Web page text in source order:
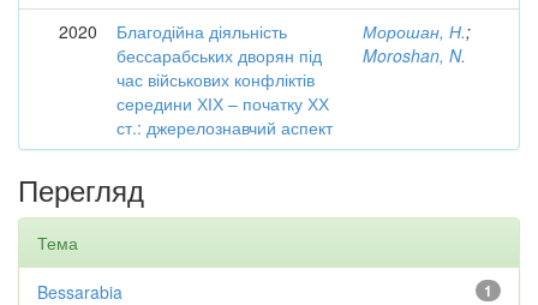
2020
Благодійна діяльність
бессарабських дворян під
час військових конфліктів
середини ХІХ – початку ХХ
ст.: джерелознавчий аспект
Морошан, Н.;
Moroshan, N.
Перегляд
Тема
1
Bessarabia